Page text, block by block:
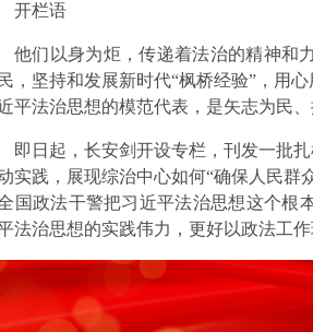
开栏语
他们以身为炬，传递着法治的精神和
，坚持和发展新时代“枫桥经验”，用
平法治思想的模范代表，是矢志为民
即日起，长安剑开设专栏，刊发一批
实践，展现综治中心如何“确保人民群
国政法干警把习近平法治思想这个根
法治思想的实践伟力，更好以政法工